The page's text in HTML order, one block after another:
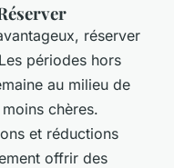
réserver
périodes hors
au milieu de
chères.
et réductions
offrir des